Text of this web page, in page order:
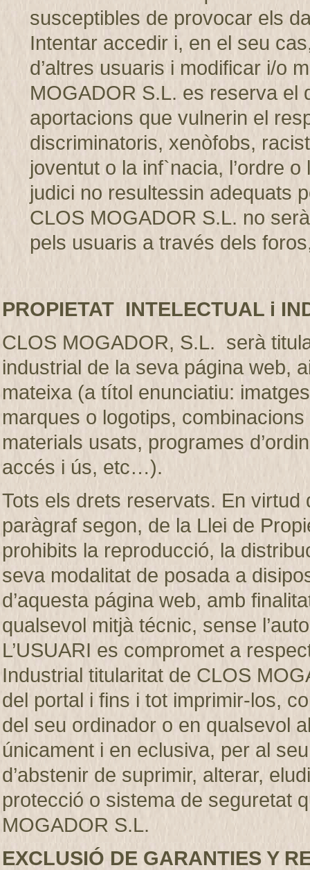
susceptibles de provocar els
Intentar accedir i, en el seu
d’altres usuaris i modificar i/o
MOGADOR S.L. es reserva el
aportacions que vulnerin el
discriminatoris, xenòfobs,
joventut o la inf`nacia, l’ordre
judici no resultessin adequats
CLOS MOGADOR S.L. no
pels usuaris a través dels
PROPIETAT INTELECTUAL i
CLOS MOGADOR, S.L. serà
industrial de la seva página web,
mateixa (a títol enunciatiu:
marques o logotips,
materials usats, programes
accés i ús, etc…).
Tots els drets reservats. En virtud
paràgraf segon, de la Llei de
prohibits la reproducció, la
seva modalitat de posada a
d’aquesta página web, amb
qualsevol mitjà técnic, sense
L’USUARI es compromet a
Industrial titularitat de CLOS
del portal i fins i tot imprimir-los,
del seu ordinador o en qualsevol
únicament i en eclusiva, per al
d’abstenir de suprimir, alterar,
protecció o sistema de seguretat
MOGADOR S.L.
EXCLUSIÓ DE GARANTIES Y